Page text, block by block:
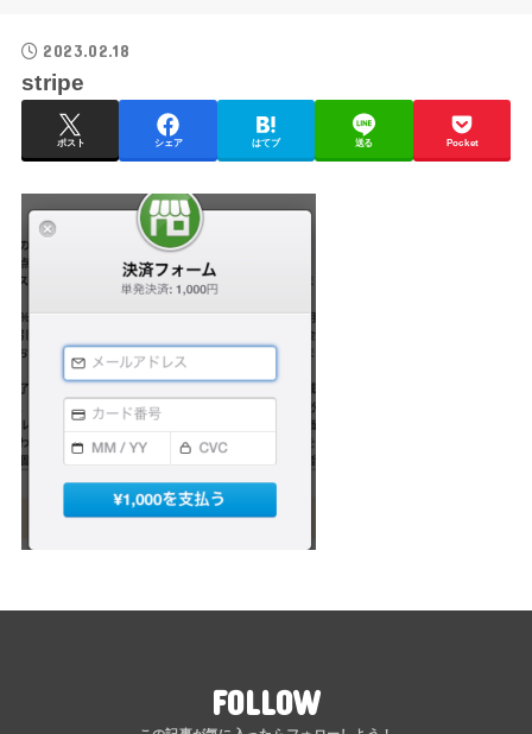
2023.02.18
stripe
ポスト シェア はてブ 送る Pocket
FOLLOW